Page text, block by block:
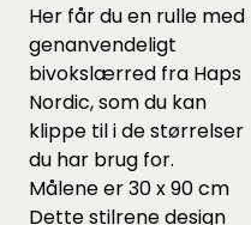
Her får du en rulle med
genanvendeligt
bivokslærred fra Haps
Nordic, som du kan
klippe til i de størrelser
du har brug for.
Målene er 30 x 90 cm
Dette stilrene design